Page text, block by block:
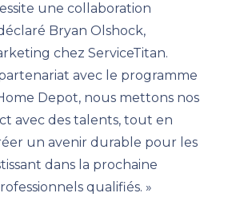
une collaboration
Bryan Olshock,
chez ServiceTitan.
avec le programme
Depot, nous mettons nos
avec des talents, tout en
un avenir durable pour les
dans la prochaine
qualifiés. »